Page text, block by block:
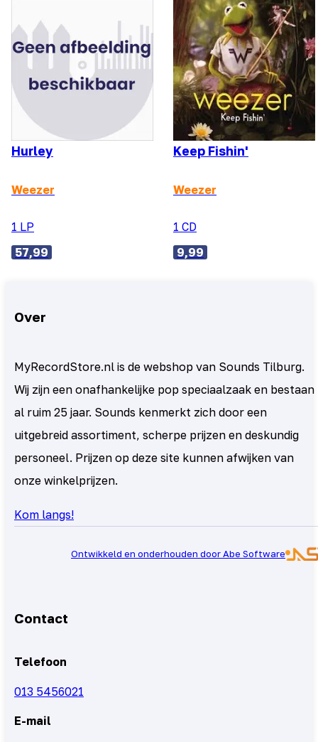
Hurley
Weezer
1 LP
57,99
Keep Fishin'
Weezer
1 CD
9,99
Over
MyRecordStore.nl is de webshop van Sounds Tilburg.
Wij zijn een onafhankelijke pop speciaalzaak en bestaan
al ruim 25 jaar. Sounds kenmerkt zich door een
uitgebreid assortiment, scherpe prijzen en deskundig
personeel. Prijzen op deze site kunnen afwijken van
onze winkelprijzen.
Kom langs!
Ontwikkeld en onderhouden door Abe Software
Contact
Telefoon
013 5456021
E-mail